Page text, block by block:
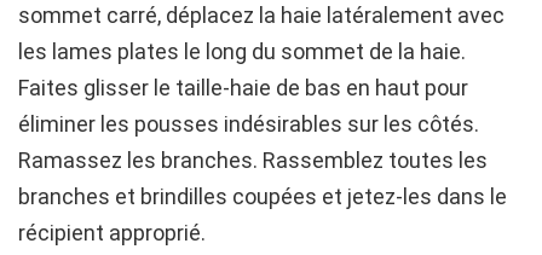
sommet carré, déplacez la haie latéralement avec
les lames plates le long du sommet de la haie.
Faites glisser le taille-haie de bas en haut pour
éliminer les pousses indésirables sur les côtés.
Ramassez les branches. Rassemblez toutes les
branches et brindilles coupées et jetez-les dans le
récipient approprié.